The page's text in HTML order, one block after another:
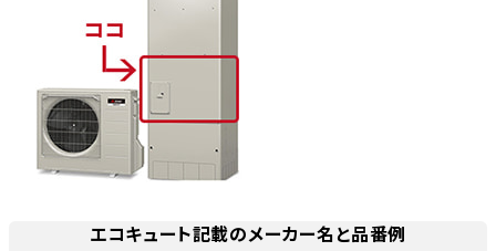
エコキュート記載のメーカー名と品番例